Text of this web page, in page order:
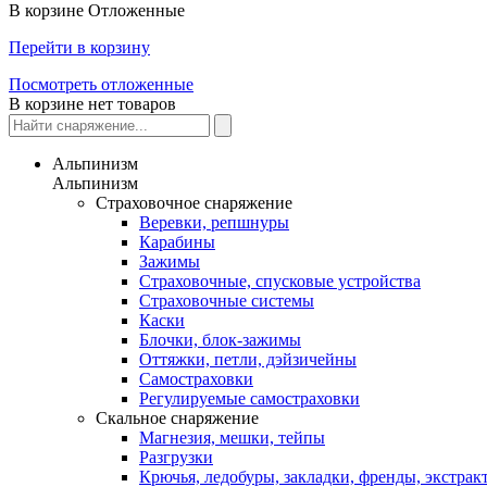
В корзине Отложенные
Перейти в корзину
Посмотреть отложенные
В корзине нет товаров
Альпинизм
Альпинизм
Страховочное снаряжение
Веревки, репшнуры
Карабины
Зажимы
Страховочные, спусковые устройства
Страховочные системы
Каски
Блочки, блок-зажимы
Оттяжки, петли, дэйзичейны
Самостраховки
Регулируемые самостраховки
Скальное снаряжение
Магнезия, мешки, тейпы
Разгрузки
Крючья, ледобуры, закладки, френды,